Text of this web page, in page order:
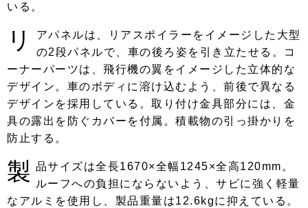
いる。
リ
アパネルは、リアスポイラーをイメージした大型
の2段パネルで、車の後ろ姿を引き立たせる。コ
ーナーパーツは、飛行機の翼をイメージした立体的な
デザイン。車のボディに溶け込むよう、前後で異なる
デザインを採用している。取り付け金具部分には、金
具の露出を防ぐカバーを付属。積載物の引っ掛かりを
防止する。
製 品サイズは全長1670×全幅1245×全高120mm。
ルーフへの負担にならないよう、サビに強く軽量
なアルミを使用し、製品重量は12.6kgに抑えている。